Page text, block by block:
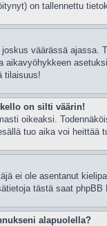
on tallennettu
väärässä ajassa.
aikavyöhykkeen
tilaisuus!
on silti väärin!
oikeaksi.
tuo aika voi heittää
ei ole asentanut
tästä saat
alapuolella?